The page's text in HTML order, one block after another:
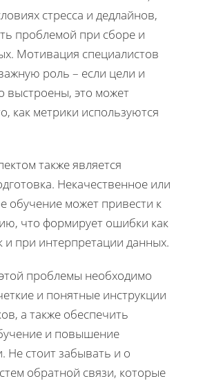
стресса и дедлайнов,
проблемой при сборе и
Мотивация специалистов
роль – если цели и
выстроены, это может
как метрики используются
также является
Некачественное или
обучение может привести к
что формирует ошибки как
и при интерпретации данных.
проблемы необходимо
и понятные инструкции
а также обеспечить
и повышение
Не стоит забывать и о
обратной связи, которые